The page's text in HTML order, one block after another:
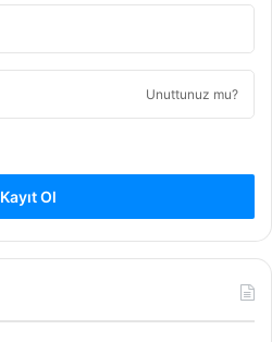
Unuttunuz mu?
Kayıt Ol